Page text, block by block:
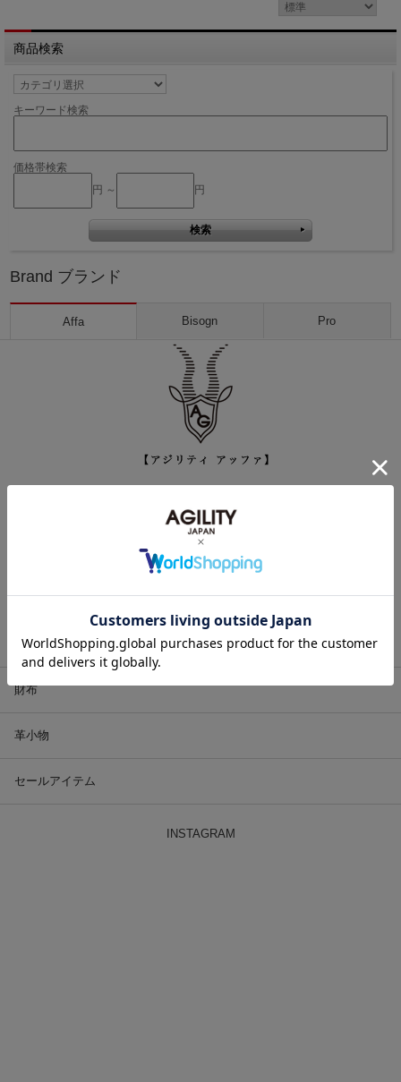
商品検索
キーワード検索
価格帯検索
円 ～
円
Brand ブランド
Affa Bisogn Pro
プロが認める使い勝手の良さと、熟練した鞄職人の技術力を日常生活
に…と言う思いから生まれたプロダクト【Affa】。
「スマートな外出」をデザインするAffaは、毎日の外出が快適に、そし
て楽しくなるような、 アイデアにあふれた商品を、一つ一つ丁寧に作
り続けています。
バッグ
財布
革小物
セールアイテム
INSTAGRAM